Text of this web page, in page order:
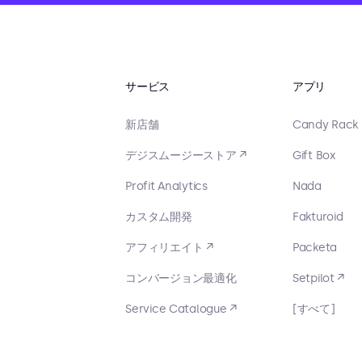
サービス
新店舗
デジスムージーストア ↗
Profit Analytics
カスタム開発
アフィリエイト ↗
コンバージョン最適化
Service Catalogue ↗
アプリ
Candy Rack
Gift Box
Nada
Fakturoid
Packeta
Setpilot ↗
[すべて]